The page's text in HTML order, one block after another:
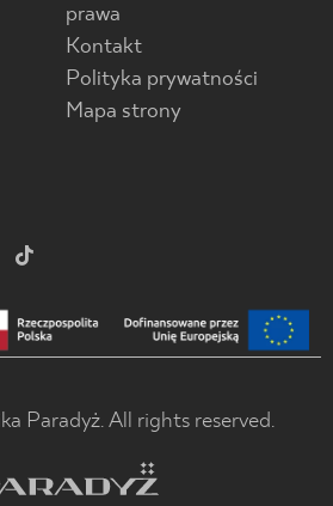
prawa
Kontakt
Polityka prywatności
Mapa strony
Paradyż. All rights reserved.